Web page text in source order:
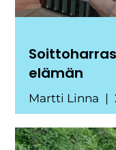
elämän
Martti Linna